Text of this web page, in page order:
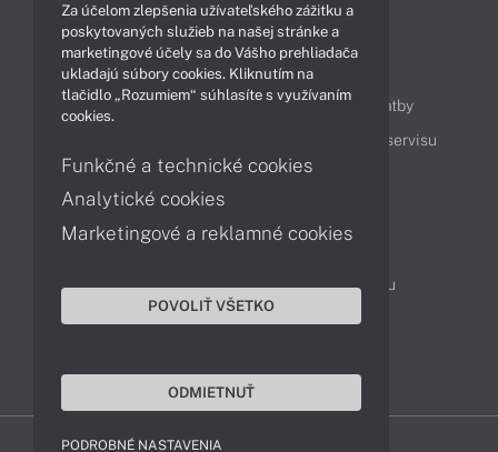
Obsah
Ako nakupovať
Možnosti doručenia a platby
Cenník servisu
Kontakty
Servisné oddelenie
Reklamácia tovaru
Za účelom zlepšenia užívateľského zážitku a
poskytovaných služieb na našej stránke a
marketingové účely sa do Vášho prehliadača
ukladajú súbory cookies. Kliknutím na
tlačidlo „Rozumiem“ súhlasíte s využívaním
cookies.
Funkčné a technické cookies
Analytické cookies
Marketingové a reklamné cookies
POVOLIŤ VŠETKO
ODMIETNUŤ
PODROBNÉ NASTAVENIA